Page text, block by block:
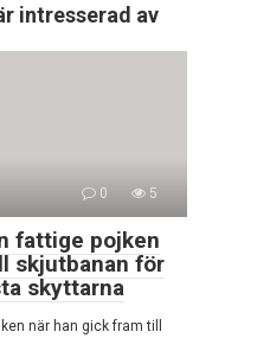
intresserad av
0 5
fattige pojken
skjutbanan för
skyttarna
när han gick fram till